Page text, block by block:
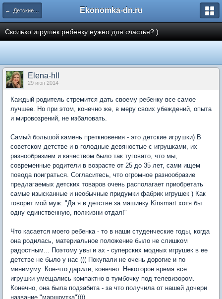
← Детские игрушки и все о них) Ekonomka-dn.ru
Сколько игрушек ребенку нужно для счастья? )
Elena-hll
29 июн 2014
Каждый родитель стремится дать своему ребенку все самое
лучшее. Но при этом, конечно же, в меру своих убеждений, опыта
и мировозрений, не избаловать.
Самый большой камень преткновения - это детские игрушки) В
советском детстве и в голодные девяностые с игрушками, их
разнообразием и качеством было так туговато, что мы,
современные родители в возрасте от 25 до 35 лет, сами ищем
повода поиграться. Согласитесь, что огромное разнообразие
предлагаемых детских товаров очень располагает приобретать
самые изысканные и необычные придумки фабрик игрушек ) Как
говорит мой муж: "Да я в детстве за машинку Kinsmart хотя бы
одну-единственную, полжизни отдал!"
Что касается моего ребенка - то в наши студенческие годы, когда
она родилась, материальное положение было не слишком
радостным... Поэтому увы и ах - суперских модных игрушек в ее
детстве не было у нас ((( Покупали не очень дорогие и по
минимуму. Кое-что дарили, конечно. Некоторое время все
игрушки умещались компактно в тумбочку под телевизором.
Конечно, она была подзабита - за что получила от нашей дочери
название "маршрутка"))))